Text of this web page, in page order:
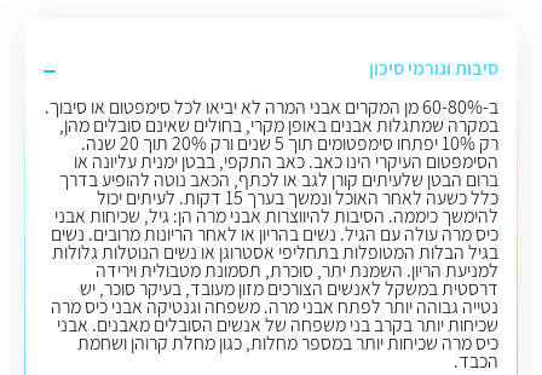
סיבות וגורמי סיכון
ב-60-80% מן המקרים אבני המרה לא יביאו לכל סימפטום או סיבוך.
במקרה שמתגלות אבנים באופן מקרי, בחולים שאינם סובלים מהן,
רק 10% יפתחו סימפטומים תוך 5 שנים ורק 20% תוך 20 שנה.
הסימפטום העיקרי הינו כאב. כאב התקפי, בבטן ימנית עליונה או
ברום הבטן שלעיתים קורן לגב או לכתף, הכאב נוטה להופיע בדרך
כלל כשעה לאחר האוכל ונמשך בערך 15 דקות. לעיתים יכול
להימשך כיממה. הסיבות להיווצרות אבני מרה הן: גיל, שכיחות אבני
כיס מרה עולה עם הגיל. נשים בהריון או לאחר הריונות מרובים. נשים
בגיל הבלות המטופלות בתחליפי אסטרוגן או נשים הנוטלות גלולות
למניעת הריון. השמנת יתר, סוכרת, תסמונת מטבולית וירידה
דרסטית במשקל לאנשים הצורכים מזון מעובד, בעיקר סוכר, יש
נטייה גבוהה יותר לפתח אבני מרה. משפחה וגנטיקה אבני כיס מרה
שכיחות יותר בקרב בני משפחה של אנשים הסובלים מאבנים. אבני
כיס מרה שכיחות יותר במספר מחלות, כגון מחלת קרוהן ושחמת
הכבד.